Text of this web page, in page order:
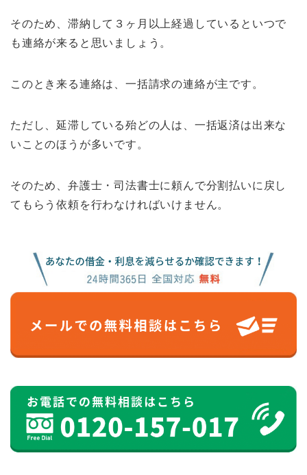
そのため、滞納して３ヶ月以上経過しているといつで
も連絡が来ると思いましょう。
このとき来る連絡は、一括請求の連絡が主です。
ただし、延滞している殆どの人は、一括返済は出来な
いことのほうが多いです。
そのため、弁護士・司法書士に頼んで分割払いに戻し
てもらう依頼を行わなければいけません。